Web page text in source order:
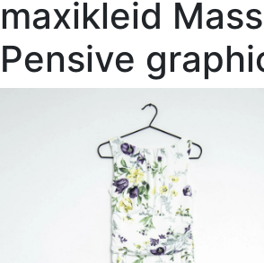
maxikleid
Pensive